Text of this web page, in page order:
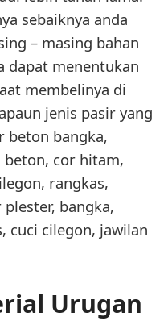
sebaiknya anda
– masing bahan
dapat menentukan
membelinya di
jenis pasir yang
beton bangka,
cor hitam,
rangkas,
bangka,
cuci cilegon, jawilan
Urugan